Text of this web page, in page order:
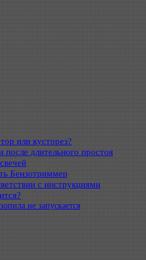
или кусторез?
длительного простоя
Бензотриммер
с инструкциями
не запускается